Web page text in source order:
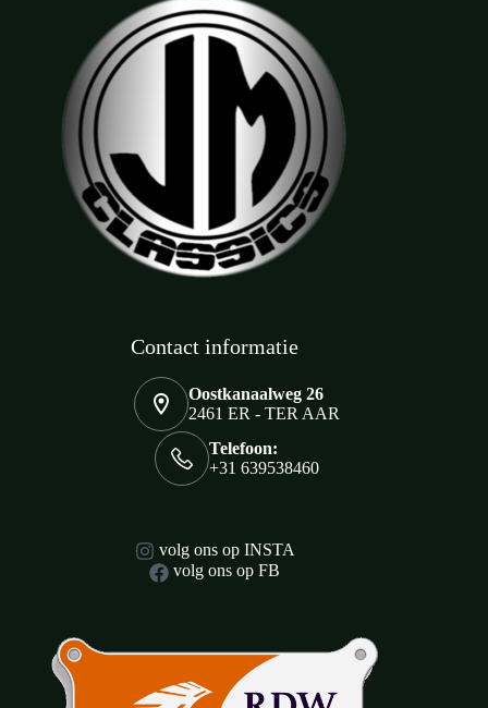
Contact informatie
Oostkanaalweg 26
2461 ER - TER AAR
Telefoon:
+31 639538460
volg ons op INSTA
volg ons op FB